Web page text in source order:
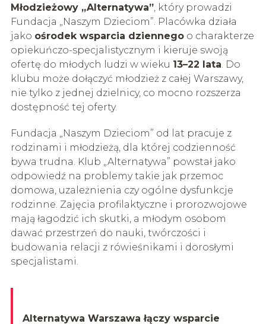
Młodzieżowy „Alternatywa”, który prowadzi
Fundacja „Naszym Dzieciom”. Placówka działa
jako ośrodek wsparcia dziennegoo charakterze
opiekuńczo-specjalistycznym i kieruje swoją
ofertę do młodych ludzi w wieku 13–22 lata. Do
klubu może dołączyć młodzież z całej Warszawy,
nie tylko z jednej dzielnicy, co mocno rozszerza
dostępność tej oferty.
Fundacja „Naszym Dzieciom” od lat pracuje z
rodzinami i młodzieżą, dla której codzienność
bywa trudna. Klub „Alternatywa” powstał jako
odpowiedź na problemy takie jak przemoc
domowa, uzależnienia czy ogólne dysfunkcje
rodzinne. Zajęcia profilaktyczne i prorozwojowe
mają łagodzić ich skutki, a młodym osobom
dawać przestrzeń do nauki, twórczości i
budowania relacji z rówieśnikami i dorosłymi
specjalistami.
Alternatywa Warszawa łączy wsparcie